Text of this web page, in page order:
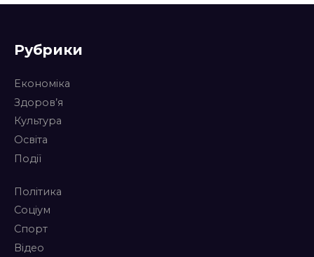
Рубрики
Економіка
Здоров’я
Культура
Освіта
Події
Політика
Соціум
Спорт
Відео